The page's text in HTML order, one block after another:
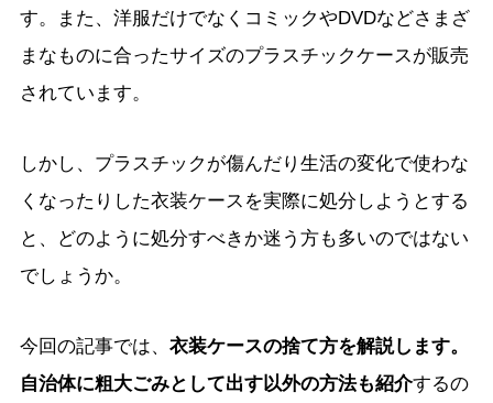
す。また、洋服だけでなくコミックやDVDなどさまざ
まなものに合ったサイズのプラスチックケースが販売
されています。
しかし、プラスチックが傷んだり生活の変化で使わな
くなったりした衣装ケースを実際に処分しようとする
と、どのように処分すべきか迷う方も多いのではない
でしょうか。
今回の記事では、 衣装ケースの捨て方を解説します。
自治体に粗大ごみとして出す以外の方法も紹介するの